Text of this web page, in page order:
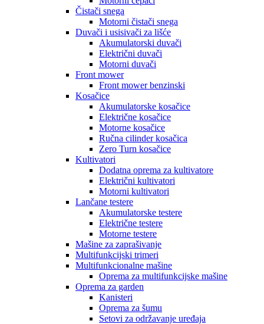
Čistači snega
Motorni čistači snega
Duvači i usisivači za lišće
Akumulatorski duvači
Električni duvači
Motorni duvači
Front mower
Front mower benzinski
Kosačice
Akumulatorske kosačice
Električne kosačice
Motorne kosačice
Ručna cilinder kosačica
Zero Turn kosačice
Kultivatori
Dodatna oprema za kultivatore
Električni kultivatori
Motorni kultivatori
Lančane testere
Akumulatorske testere
Električne testere
Motorne testere
Mašine za zaprašivanje
Multifunkcijski trimeri
Multifunkcionalne mašine
Oprema za multifunkcijske mašine
Oprema za garden
Kanisteri
Oprema za šumu
Setovi za održavanje uređaja